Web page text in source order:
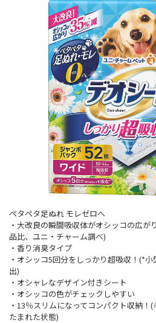
ペタペタ足ぬれ モレゼロへ
・大改良の瞬間吸収体がオシッコの広
品比、ユニ・チャーム調べ)
・香り消臭タイプ
・オシッコ5回分をしっかり超吸収！(*
出)
・オシャレなデザイン付きシート
・オシッコの色がチェックしやすい
・13％スリムになってコンパクト収納
たまれた状態)